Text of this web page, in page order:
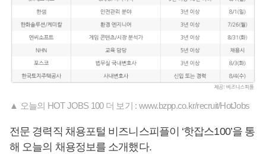
▲ 오늘의 HOT JOBS 100 더 보기 : www.bzpp.co.kr/recruit/HotJobs
전문 경력직 채용포털 비즈니스피플이 ‘핫잡스100’을 통
해 오늘의 채용정보를 소개했다.